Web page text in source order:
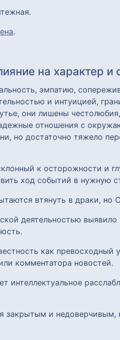
.
на характер и
эмпатию,
и интуицией,
они лишены
отношения с
но достаточно тяжело
к осторожности и
ход событий в нужную
втянуть в драки, но
деятельностью
как
комментатора новостей.
интеллектуальное
закрытым и